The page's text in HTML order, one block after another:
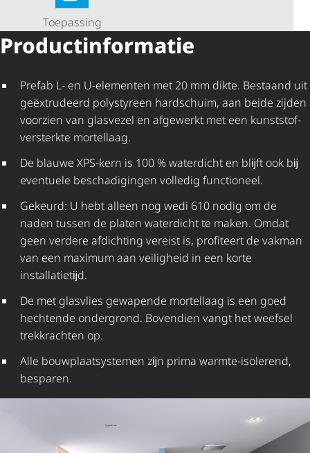
Toepassing
Product­in­for­matie
Prefab L- en U-elementen met 20 mm dikte. Bestaand uit
geëxtrudeerd polystyreen hardschuim, aan beide zijden
voorzien van glasvezel en afgewerkt met een kunst­stof­
ver­sterkte mortellaag.
De blauwe XPS-kern is 100 % waterdicht en blĳft ook bĳ
eventuele beschadigingen volledig functioneel.
Gekeurd: U hebt alleen nog wedi 610 nodig om de
naden tussen de platen waterdicht te maken. Omdat
geen verdere afdichting vereist is, profiteert de vakman
van een maximum aan veiligheid in een korte
installatietĳd.
De met glasvlies gewapende mortellaag is een goed
hechtende ondergrond. Bovendien vangt het weefsel
trekkrachten op.
Alle bouw­plaat­sys­temen zĳn prima warmte-isolerend,
besparen.